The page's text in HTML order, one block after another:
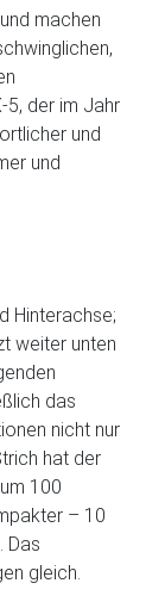
machen
5, der im Jahr
und
und
Hinterachse;
weiter unten
das
nicht nur
hat der
100
– 10
Das
gleich.